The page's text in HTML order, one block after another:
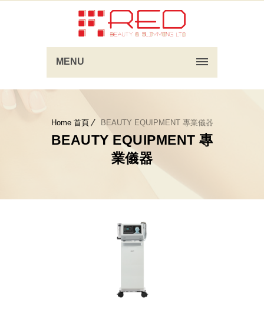
MENU
Home 首頁 BEAUTY EQUIPMENT 專業儀器
BEAUTY EQUIPMENT 專
業儀器